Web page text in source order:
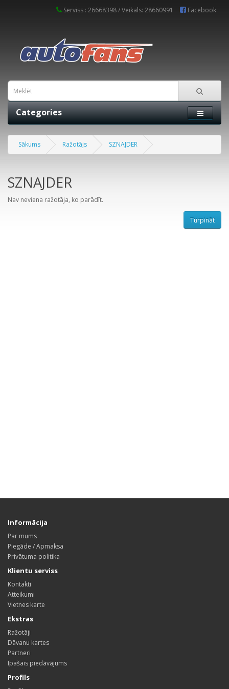
Serviss : 26668398 / Veikals: 28660991 Facebook
Categories
Sākums Ražotājs SZNAJDER
SZNAJDER
Nav neviena ražotāja, ko parādīt.
Turpināt
Informācija
Par mums
Piegāde / Apmaksa
Privātuma politika
Klientu serviss
Kontakti
Atteikumi
Vietnes karte
Ekstras
Ražotāji
Dāvanu kartes
Partneri
Īpašais piedāvājums
Profils